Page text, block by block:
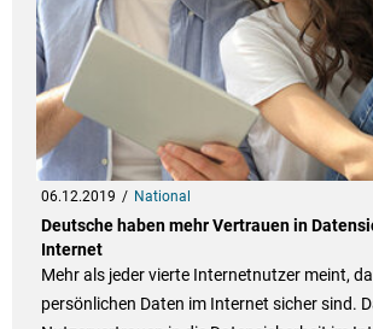
06.12.2019 National
Deutsche haben mehr Vertrauen in
Internet
Mehr als jeder vierte Internetnutzer meint,
persönlichen Daten im Internet sicher sind.